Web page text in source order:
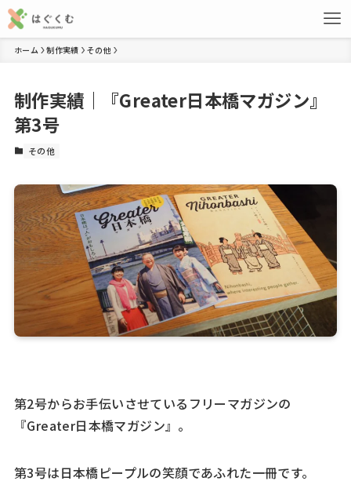
ホーム 制作実績 その他
制作実績｜『Greater日本橋マガジン』
第3号
その他
第2号からお手伝いさせているフリーマガジンの
『Greater日本橋マガジン』。
第3号は日本橋ピープルの笑顔であふれた一冊です。